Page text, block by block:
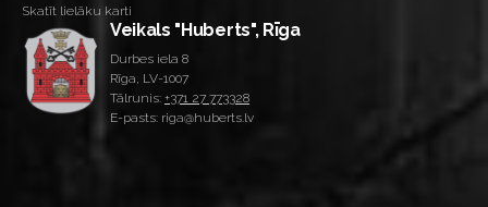
Skatīt lielāku karti
Veikals "Huberts", Rīga
Durbes iela 8
Rīga, LV-1007
Tālrunis: +371 27 773328
E-pasts: riga@huberts.lv